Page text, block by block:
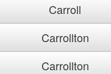
Carroll
Carrollton
Carrollton